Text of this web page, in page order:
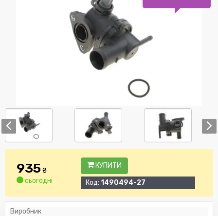
935₴
сьогодні
КУПИТИ
Код: 1490494-27
Виробник